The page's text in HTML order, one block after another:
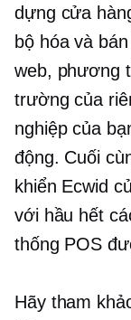
dựng cửa
bộ hóa và
web, phương
trường của
nghiệp của
động. Cuối
khiển Ecwid
với hầu hết
thống POS
Hãy tham